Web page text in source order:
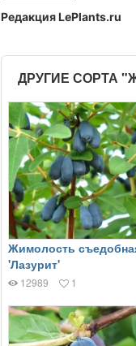
Редакция LePlants.ru
ДРУГИЕ СОРТА
Жимолость
'Лазурит'
12989 1